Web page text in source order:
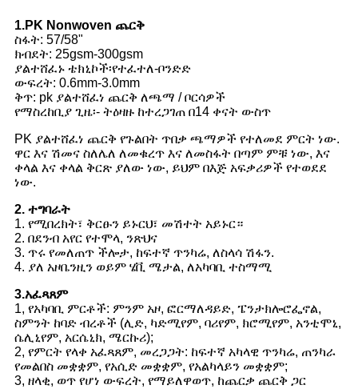
1.PK Nonwoven ጨርቅ
ስፋት: 57/58"
ክብደት: 25gsm-300gsm
ያልተሸፈኑ ቴክኒኮች፡የተፈተለ-ቦንድድ
ውፍረት: 0.6mm-3.0mm
ቅጥ: pk ያልተሸፈነ ጨርቅ ለጫማ / ቦርሳዎች
የማስረከቢያ ጊዜ፡- ትዕዛዙ ከተረጋገጠ በ14 ቀናት ውስጥ
PK ያልተሸፈነ ጨርቅ የጉልበት ጥበቃ ጫማዎች የተለመደ ምርት ነው.
ዋር እና ሽመና ስለሌለ ለመቁረጥ እና ለመስፋት በጣም ምቹ ነው, እና
ቀላል እና ቀላል ቅርጽ ያለው ነው, ይህም በእጅ አፍቃሪዎች የተወደደ
ነው.
2. ተግባራት
1. የሚበረክት፣ ቅርፁን ይኑርህ፣ መሽተት አይኑር።
2. በደንብ አየር የተሞላ, ንጽህና
3. ጥሩ የመለጠጥ ችሎታ, ከፍተኛ ጥንካሬ, ለስላሳ ሽፋን.
4. ያለ አዞቤንዚን ወይም ሄቪ ሜታል, ለአካባቢ ተስማሚ
3.አፈጻጸም
1, የአካባቢ ምርቶች: ምንም አዞ, ፎርማለዳይድ, ፔንታክሎሮፌኖል,
ስምንት ከባድ ብረቶች (ሊድ, ካድሚየም, ባሪየም, ክሮሚየም, አንቲሞኒ,
ሴሊኒየም, አርሴኒክ, ሜርኩሪ);
2, የምርት የላቀ አፈጻጸም, መረጋጋት: ከፍተኛ አካላዊ ጥንካሬ, ጠንካራ
የመልበስ መቋቋም, የአሲድ መቋቋም, የአልካላይን መቋቋም;
3, ዘላቂ, ወጥ የሆነ ውፍረት, የማይለዋወጥ, ከጨርቃ ጨርቅ ጋር